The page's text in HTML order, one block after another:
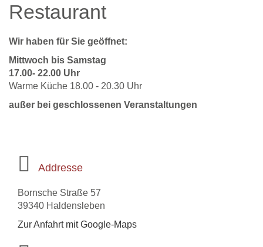
Restaurant
Wir haben für Sie geöffnet:
Mittwoch bis Samstag
17.00- 22.00 Uhr
Warme Küche 18.00 - 20.30 Uhr
außer bei geschlossenen Veranstaltungen
Addresse
Bornsche Straße 57
39340 Haldensleben
Zur Anfahrt mit Google-Maps